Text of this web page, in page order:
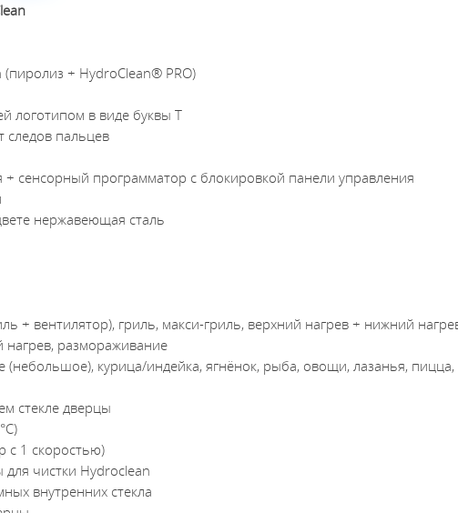
+ HydroClean® PRO)
логотипом в виде буквы T
пальцев
сенсорный программатор с блокировкой панели управления
нержавеющая сталь
+ вентилятор), гриль, макси-гриль, верхний нагрев + нижний
нагрев, размораживание
курица/индейка, ягнёнок, рыба, овощи, лазанья, пицца,
стекле дверцы
с 1 скоростью)
чистки Hydroclean
внутренних стекла